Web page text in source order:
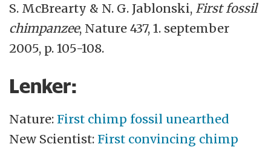
S. McBrearty & N. G. Jablonski, First fossil
chimpanzee, Nature 437, 1. september
2005, p. 105-108.
Lenker:
Nature:First chimp fossil unearthed
New Scientist:First convincing chimp